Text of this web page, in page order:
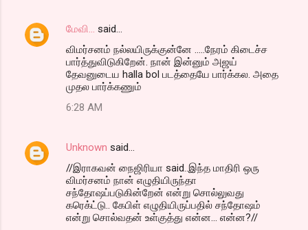
மேவி... said…
விமர்சனம் நல்லயிருக்குன்னே .....நேரம் கிடைச்ச
பார்த்துவிடுகிறேன். நான் இன்னும் அஜய்
தேவனுடைய halla bol படத்தையே பார்க்கல. அதை
முதல பார்க்கணும்
6:28 AM
Unknown said…
//இராகவன் நைஜிரியா said..இந்த மாதிரி ஒரு
விமர்சனம் நான் எழுதியிருந்தா
சந்தோஷப்படுகின்றேன் என்று சொல்லுவது
கரெக்ட்டு.. கேபிள் எழுதியிருப்பதில் சந்தோஷம்
என்று சொல்வதன் உள்குத்து என்ன... என்ன?//